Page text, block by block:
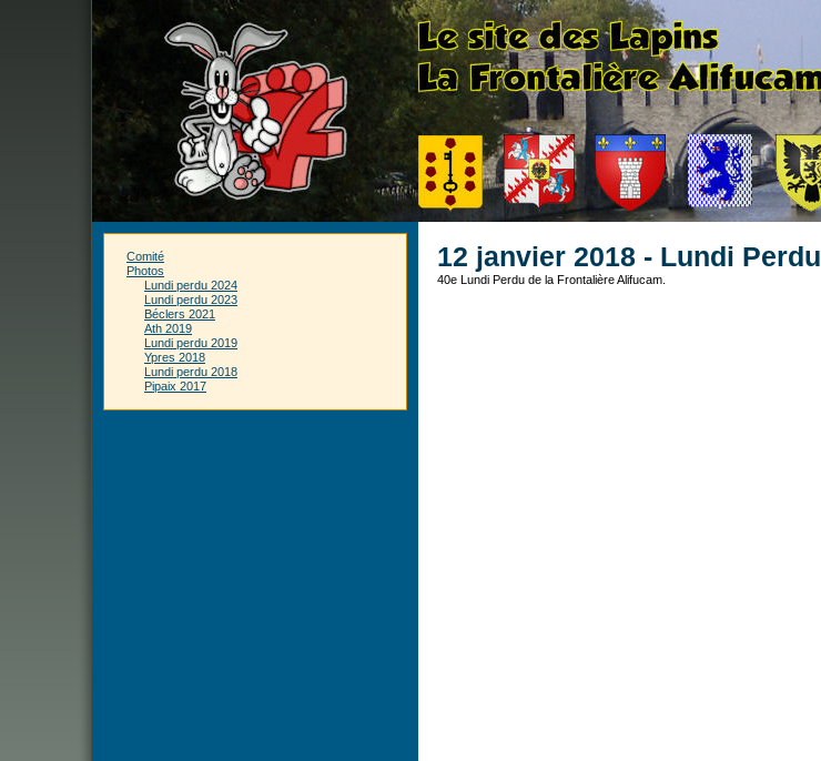
Comité
Photos
Lundi perdu 2024
Lundi perdu 2023
Béclers 2021
Ath 2019
Lundi perdu 2019
Ypres 2018
Lundi perdu 2018
Pipaix 2017
12 janvier 2018 - Lundi Perdu
40e Lundi Perdu de la Frontalière Alifucam.